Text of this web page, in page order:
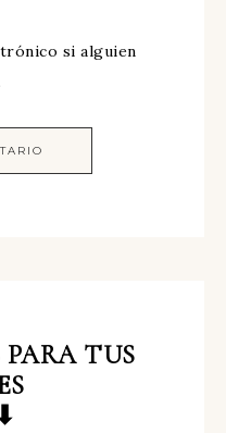
si alguien
PARA TUS